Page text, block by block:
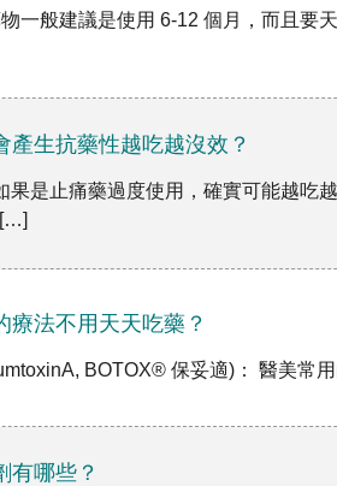
一般建議是使用 6-12 個月，而且要
生抗藥性越吃越沒效？
是止痛藥過度使用，確實可能越吃
[…]
療法不用天天吃藥？
BOTOX® 保妥適)： 醫美常
有哪些？